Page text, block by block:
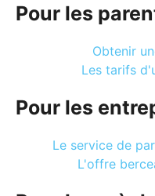
Pour les
Obtenir
Les tarifs
Pour les
Le service de
L'offre